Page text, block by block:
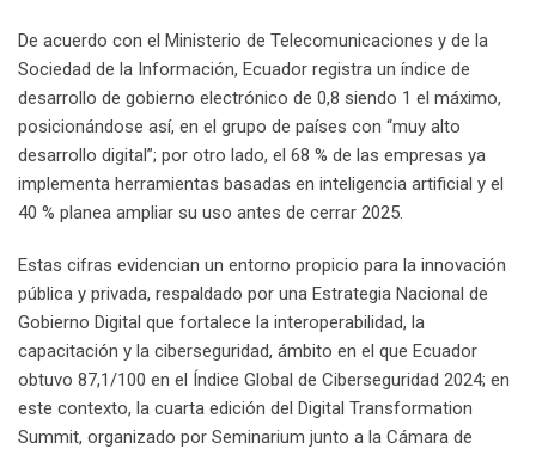
De acuerdo con el Ministerio de Telecomunicaciones y de la
Sociedad de la Información, Ecuador registra un índice de
desarrollo de gobierno electrónico de 0,8 siendo 1 el máximo,
posicionándose así, en el grupo de países con “muy alto
desarrollo digital”; por otro lado, el 68 % de las empresas ya
implementa herramientas basadas en inteligencia artificial y el
40 % planea ampliar su uso antes de cerrar 2025.
Estas cifras evidencian un entorno propicio para la innovación
pública y privada, respaldado por una Estrategia Nacional de
Gobierno Digital que fortalece la interoperabilidad, la
capacitación y la ciberseguridad, ámbito en el que Ecuador
obtuvo 87,1/100 en el Índice Global de Ciberseguridad 2024; en
este contexto, la cuarta edición del Digital Transformation
Summit, organizado por Seminarium junto a la Cámara de